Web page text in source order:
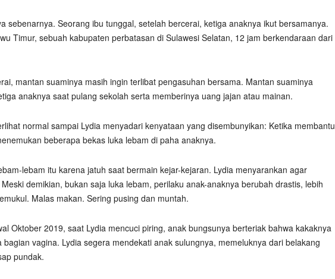
sebenarnya. Seorang ibu tunggal, setelah bercerai, ketiga anaknya ikut bersamanya.
Timur, sebuah kabupaten perbatasan di Sulawesi Selatan, 12 jam berkendaraan dari
mantan suaminya masih ingin terlibat pengasuhan bersama. Mantan suaminya
anaknya saat pulang sekolah serta memberinya uang jajan atau mainan.
normal sampai Lydia menyadari kenyataan yang disembunyikan: Ketika membantu
beberapa bekas luka lebam di paha anaknya.
lebam itu karena jatuh saat bermain kejar-kejaran. Lydia menyarankan agar
demikian, bukan saja luka lebam, perilaku anak-anaknya berubah drastis, lebih
Malas makan. Sering pusing dan muntah.
Oktober 2019, saat Lydia mencuci piring, anak bungsunya berteriak bahwa kakaknya
bagian vagina. Lydia segera mendekati anak sulungnya, memeluknya dari belakang
pundak.